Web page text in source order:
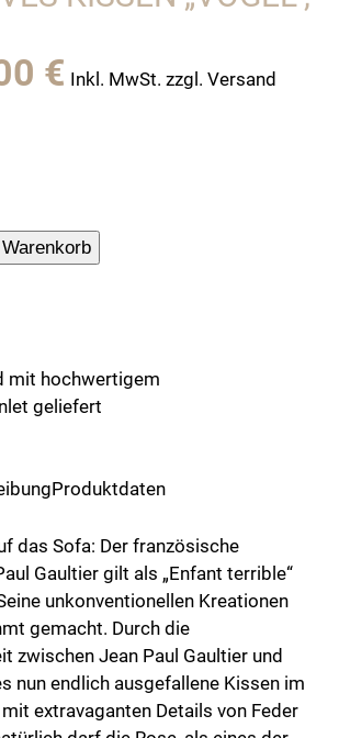
€ Preis
Inkl. MwSt. zzgl. Versand
mit hochwertigem
geliefert
Produktdaten
das Sofa: Der französische
Gaultier gilt als „Enfant terrible“
unkonventionellen Kreationen
gemacht. Durch die
zwischen Jean Paul Gaultier und
nun endlich ausgefallene Kissen im
extravaganten Details von Feder